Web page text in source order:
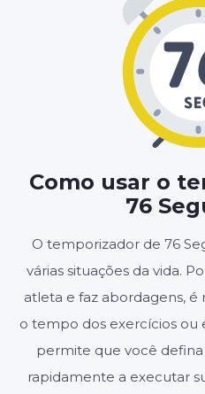
Como usar o
76
O temporizador de 76
várias situações da vida.
atleta e faz abordagens,
o tempo dos exercícios ou
permite que você
rapidamente a executar
01
MINUTOS
:
Iniciar